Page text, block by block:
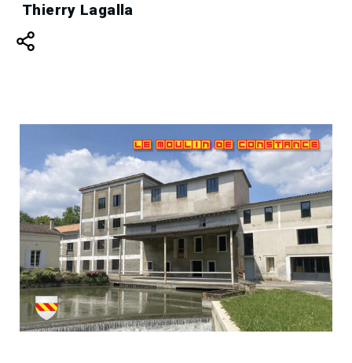
Thierry Lagalla